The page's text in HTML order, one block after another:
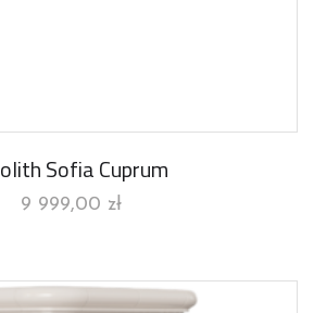
Sofia Cuprum
9 999,00 zł